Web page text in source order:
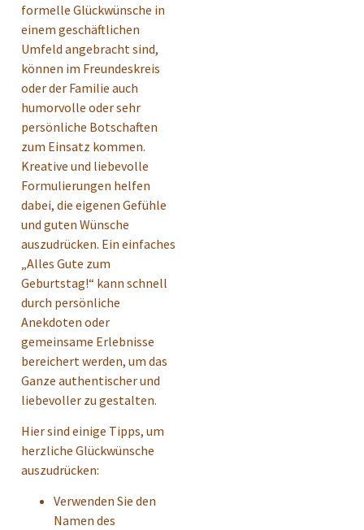
formelle Glückwünsche in
einem geschäftlichen
Umfeld angebracht sind,
können im Freundeskreis
oder der Familie auch
humorvolle oder sehr
persönliche Botschaften
zum Einsatz kommen.
Kreative und liebevolle
Formulierungen helfen
dabei, die eigenen Gefühle
und guten Wünsche
auszudrücken. Ein einfaches
„Alles Gute zum
Geburtstag!“ kann schnell
durch persönliche
Anekdoten oder
gemeinsame Erlebnisse
bereichert werden, um das
Ganze authentischer und
liebevoller zu gestalten.
Hier sind einige Tipps, um
herzliche Glückwünsche
auszudrücken:
Verwenden Sie den
Namen des